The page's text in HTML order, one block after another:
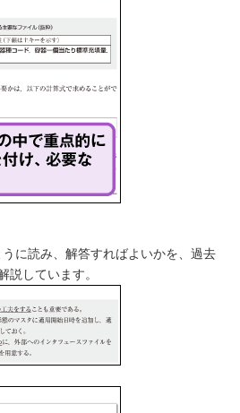
に読み、解答すればよいかを、過去
説しています。